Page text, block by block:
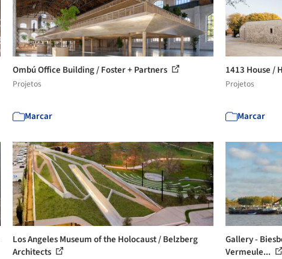
Ombú Office Building / Foster + Partners
Projetos
Marcar
1413 House /
Projetos
Marcar
Los Angeles Museum of the Holocaust / Belzberg
Architects
Gallery -
Vermeule...